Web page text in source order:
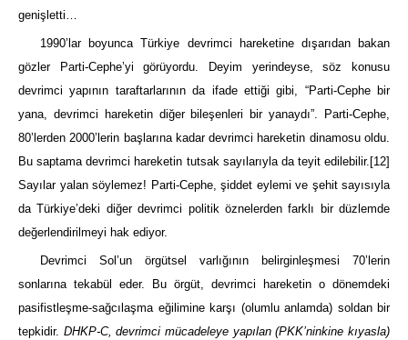
genişletti…
1990’lar boyunca Türkiye devrimci hareketine dışarıdan bakan
gözler Parti-Cephe’yi görüyordu. Deyim yerindeyse, söz konusu
devrimci yapının taraftarlarının da ifade ettiği gibi, “Parti-Cephe bir
yana, devrimci hareketin diğer bileşenleri bir yanaydı”. Parti-Cephe,
80’lerden 2000’lerin başlarına kadar devrimci hareketin dinamosu oldu.
Bu saptama devrimci hareketin tutsak sayılarıyla da teyit edilebilir. [12]
Sayılar yalan söylemez! Parti-Cephe, şiddet eylemi ve şehit sayısıyla
da Türkiye’deki diğer devrimci politik öznelerden farklı bir düzlemde
değerlendirilmeyi hak ediyor.
Devrimci Sol’un örgütsel varlığının belirginleşmesi 70’lerin
sonlarına tekabül eder. Bu örgüt, devrimci hareketin o dönemdeki
pasifistleşme-sağcılaşma eğilimine karşı (olumlu anlamda) soldan bir
tepkidir. DHKP-C, devrimci mücadeleye yapılan (PKK’ninkine kıyasla)